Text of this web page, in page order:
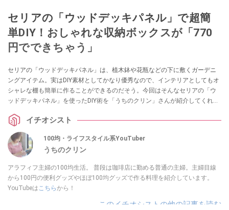
セリアの「ウッドデッキパネル」で超簡
単DIY！おしゃれな収納ボックスが「770
円でできちゃう」
セリアの「ウッドデッキパネル」は、植木鉢や花瓶などの下に敷くガーデニ
ングアイテム。実はDIY素材としてかなり優秀なので、インテリアとしてもオ
シャレな棚も簡単に作ることができるのだそう。今回はそんなセリアの「ウ
ッドデッキパネル」を使ったDIY術を「うちのクリン」さんが紹介してくれま
てみてくださいね。
イチオシスト
100均・ライフスタイル系YouTuber
うちのクリン
アラフィフ主婦の100均生活。 普段は珈琲店に勤める普通の主婦。主婦目線
から100円の便利グッズやほぼ100均グッズで作る料理を紹介しています。
YouTubeはこちらから！
このイチオシストの他の記事を読む